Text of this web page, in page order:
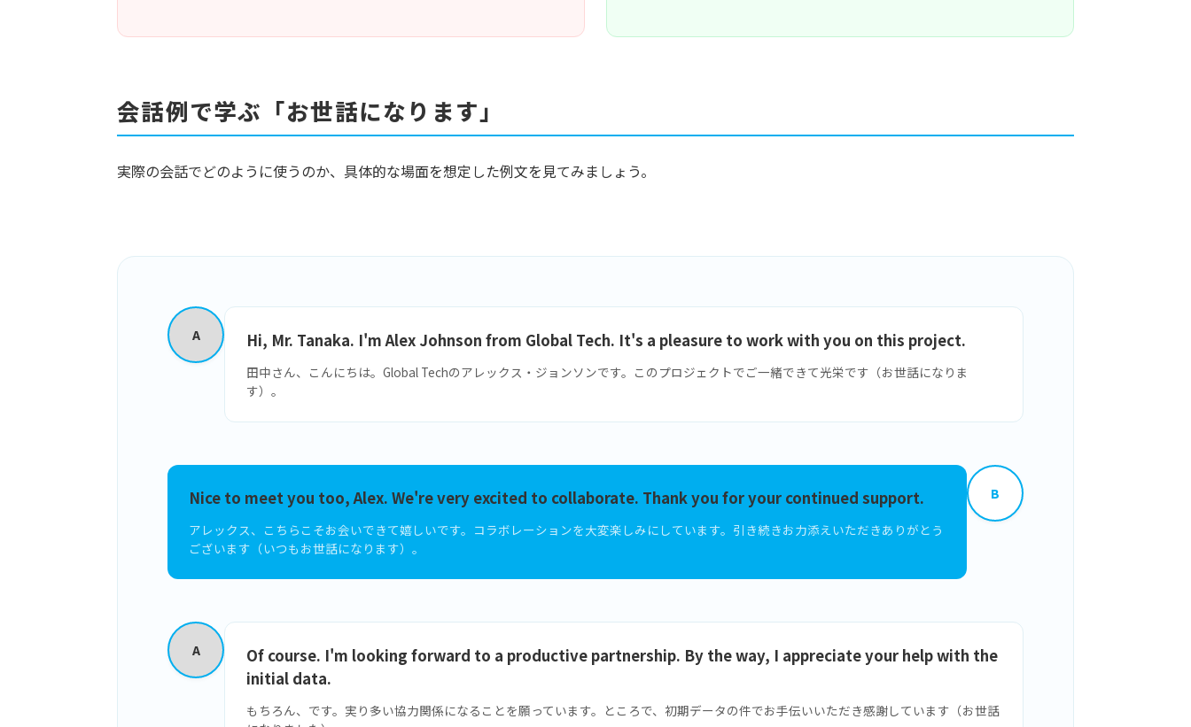
会話例で学ぶ「お世話になります」
実際の会話でどのように使うのか、具体的な場面を想定した例文を見てみましょう。
A Hi, Mr. Tanaka. I'm Alex Johnson from Global Tech. It's a pleasure to work with you on this project.
田中さん、こんにちは。Global Techのアレックス・ジョンソンです。このプロジェクトでご一緒できて光栄です（お世話になりま
す）。
B
Nice to meet you too, Alex. We're very excited to collaborate. Thank you for your continued support.
アレックス、こちらこそお会いできて嬉しいです。コラボレーションを大変楽しみにしています。引き続きお力添えいただきありがとう
ございます（いつもお世話になります）。
A
Of course. I'm looking forward to a productive partnership. By the way, I appreciate your help with the
initial data.
もちろん、です。実り多い協力関係になることを願っています。ところで、初期データの件でお手伝いいただき感謝しています（お世話